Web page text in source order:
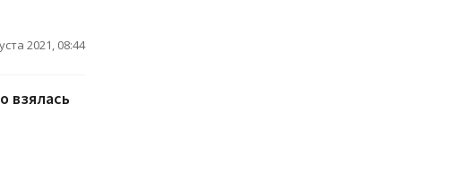
2021, 08:44
взялась